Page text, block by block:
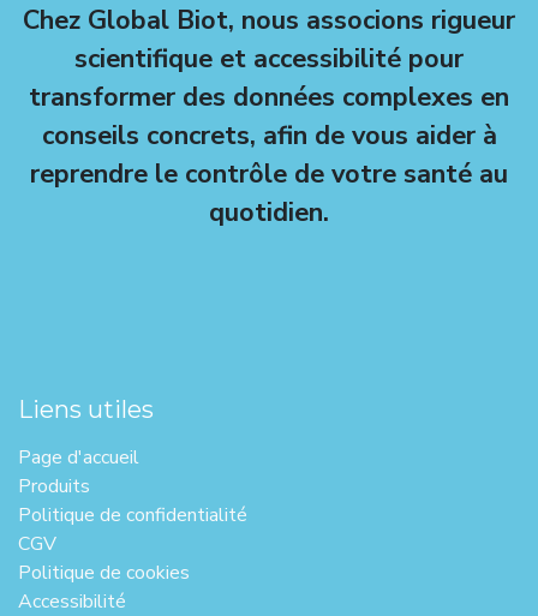
Chez Global Biot, nous associons rigueur
scientifique et accessibilité pour
transformer des données complexes en
conseils concrets, afin de vous aider à
reprendre le contrôle de votre santé au
quotidien.
Liens utiles
Page d'ac​cueil
Produits
Politique de confidentialité
CGV
Politique de cookies
Accessibilité